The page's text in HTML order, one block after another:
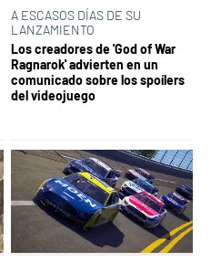
A ESCASOS DÍAS DE SU
LANZAMIENTO
Los creadores de 'God of War
Ragnarok' advierten en un
comunicado sobre los spoílers
del videojuego